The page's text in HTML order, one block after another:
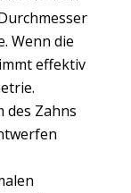
Wenn die
effektiv
des Zahns